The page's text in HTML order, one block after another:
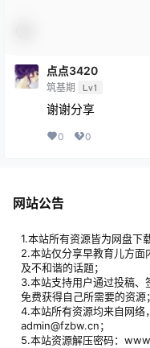
点点3420
筑基期 Lv1
谢谢分享
0 0
网站公告
1.本站所有资源皆为网盘下
2.本站仅分享早教育儿方面
及不和谐的话题；
3.本站支持用户通过投稿、
免费获得自己所需要的资源；
4.本站所有资源均来自网络
admin@fzbw.cn；
5.本站资源解压密码：